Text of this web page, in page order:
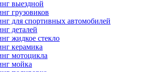
выездной
грузовиков
для спортивных автомобилей
деталей
жидкое стекло
керамика
мотоцикла
мойка